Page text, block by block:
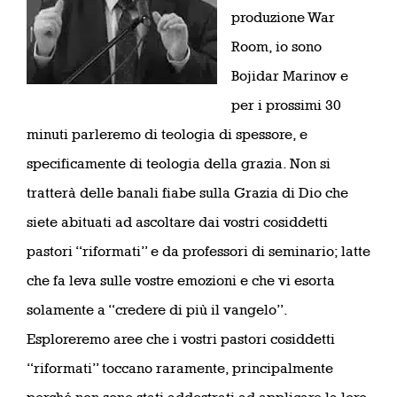
produzione War
Room, io sono
Bojidar Marinov e
per i prossimi 30
minuti parleremo di teologia di spessore, e
specificamente di teologia della grazia. Non si
tratterà delle banali fiabe sulla Grazia di Dio che
siete abituati ad ascoltare dai vostri cosiddetti
pastori “riformati” e da professori di seminario; latte
che fa leva sulle vostre emozioni e che vi esorta
solamente a “credere di più il vangelo”.
Esploreremo aree che i vostri pastori cosiddetti
“riformati” toccano raramente, principalmente